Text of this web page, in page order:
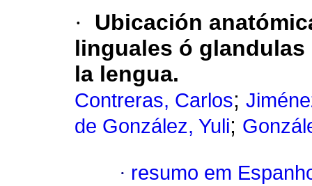
·
Ubicación
linguales ó
la lengua.
Contreras, Carlos;
de González, Yuli;
· resumo em